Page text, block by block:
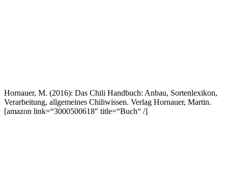
Hornauer, M. (2016): Das Chili Handbuch: Anbau, Sortenlexikon,
Verarbeitung, allgemeines Chiliwissen. Verlag Hornauer, Martin.
[amazon link=“3000500618″ title=“Buch“ /]